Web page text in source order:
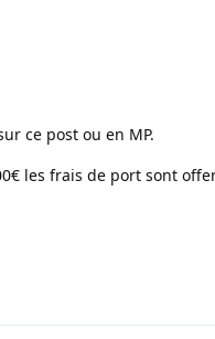
ce post ou en MP.
les frais de port sont